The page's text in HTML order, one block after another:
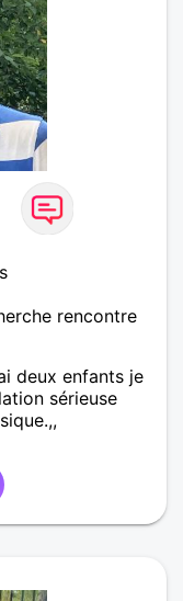
rencontre
deux enfants je
sérieuse